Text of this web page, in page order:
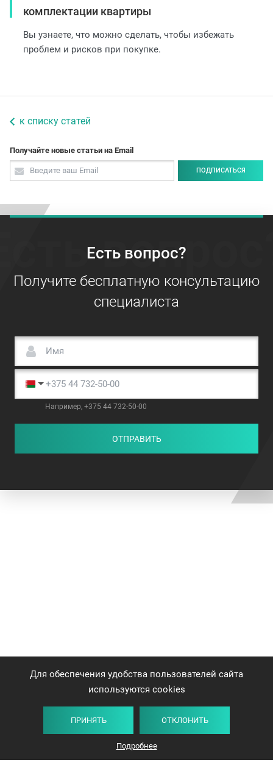
комплектации квартиры
Вы узнаете, что можно сделать, чтобы избежать
проблем и рисков при покупке.
к списку статей
Получайте новые статьи на Email
ПОДПИСАТЬСЯ
Есть вопрос?
Получите бесплатную консультацию
специалиста
Например, +375 44 732-50-00
ОТПРАВИТЬ
Для обеспечения удобства пользователей сайта
используются cookies
ПРИНЯТЬ ОТКЛОНИТЬ
Подробнее